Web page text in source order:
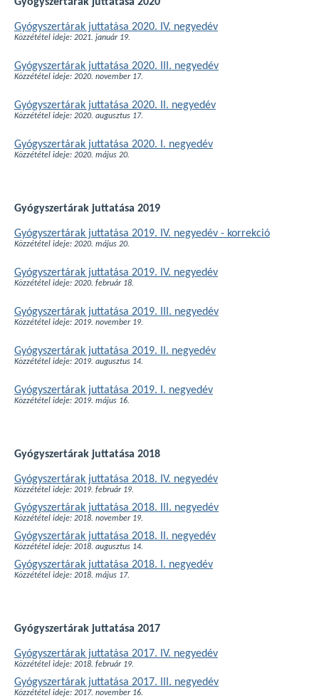
Gyógyszertárak juttatása 2020. IV. negyedév
Közzététel ideje: 2021. január 19.
Gyógyszertárak juttatása 2020. III. negyedév
Közzététel ideje: 2020. november 17.
Gyógyszertárak juttatása 2020. II. negyedév
Közzététel ideje: 2020. augusztus 17.
Gyógyszertárak juttatása 2020. I. negyedév
Közzététel ideje: 2020. május 20.
Gyógyszertárak juttatása 2019
Gyógyszertárak juttatása 2019. IV. negyedév - korrekció
Közzététel ideje: 2020. május 20.
Gyógyszertárak juttatása 2019. IV. negyedév
Közzététel ideje: 2020. február 18.
Gyógyszertárak juttatása 2019. III. negyedév
Közzététel ideje: 2019. november 19.
Gyógyszertárak juttatása 2019. II. negyedév
Közzététel ideje: 2019. augusztus 14.
Gyógyszertárak juttatása 2019. I. negyedév
Közzététel ideje: 2019. május 16.
Gyógyszertárak juttatása 2018
Gyógyszertárak juttatása 2018. IV. negyedév
Közzététel ideje: 2019. február 19.
Gyógyszertárak juttatása 2018. III. negyedév
Közzététel ideje: 2018. november 19.
Gyógyszertárak juttatása 2018. II. negyedév
Közzététel ideje: 2018. augusztus 14.
Gyógyszertárak juttatása 2018. I. negyedév
Közzététel ideje: 2018. május 17.
Gyógyszertárak juttatása 2017
Gyógyszertárak juttatása 2017. IV. negyedév
Közzététel ideje: 2018. február 19.
Gyógyszertárak juttatása 2017. III. negyedév
Közzététel ideje: 2017. november 16.